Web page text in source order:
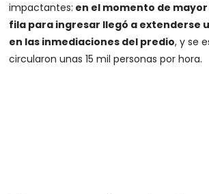
impactantes: en el momento de
fila para ingresar llegó a extenderse
en las inmediaciones del predio, y se
circularon unas 15 mil personas por hora.